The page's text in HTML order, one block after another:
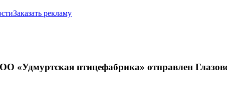
Заказать рекламу
«Удмуртская птицефабрика» отправлен